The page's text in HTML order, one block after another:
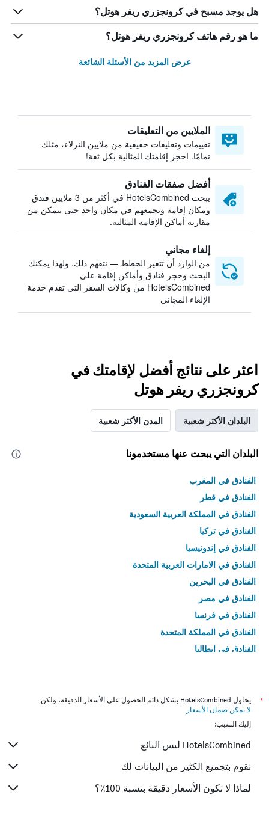
هل يوجد مسبح في كرونجزري ريفر هوتل؟
ما هو رقم هاتف كرونجزري ريفر هوتل؟
عرض المزيد من الأسئلة الشائعة
الملايين من التعليقات
تقييمات وتعليقات حقيقية من ملايين النزلاء، مثلك
تمامًا. احجز إقامتك المثالية بكل ثقة!
أفضل صفقات الفنادق
يبحث HotelsCombined في أكثر من 3 ملايين فندق
ومكان إقامة ويجمعهم في مكان واحد حتى تتمكن من
مقارنة أماكن الإقامة المثالية.
إلغاء مجاني
من الوارد أن تتغير الخطط — نتفهم ذلك. ولهذا يمكنك
البحث وحجز فنادق وأماكن إقامة على
HotelsCombined من وكالات السفر التي تقدم خدمة
الإلغاء المجاني
اعثر على نتائج أفضل لإقامتك في
كرونجزري ريفر هوتل
البلدان الأكثر شعبية المدن الأكثر شعبية
البلدان التي يبحث عنها مستخدمونا
الفنادق في المغرب
الفنادق في قطر
الفنادق في المملكة العربية السعودية
الفنادق في تركيا
الفنادق في إندونيسيا
الفنادق في الامارات العربية المتحدة
الفنادق في البحرين
الفنادق في مصر
الفنادق في فرنسا
الفنادق في المملكة المتحدة
الفنادق في إيطاليا
*
يحاول HotelsCombined بشكل دائم الحصول على الأسعار الدقيقة، ولكن
لا يمكن ضمان الأسعار .
إليك السبب:
HotelsCombined ليس البائع
نقوم بتجميع الكثير من البيانات لك
لماذا لا تكون الأسعار دقيقة بنسبة 100٪؟